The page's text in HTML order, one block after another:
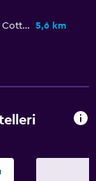
Du Fu Thatched Cottage 5,6 km